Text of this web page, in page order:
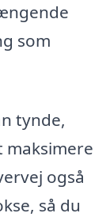
som
tynde,
også
så du